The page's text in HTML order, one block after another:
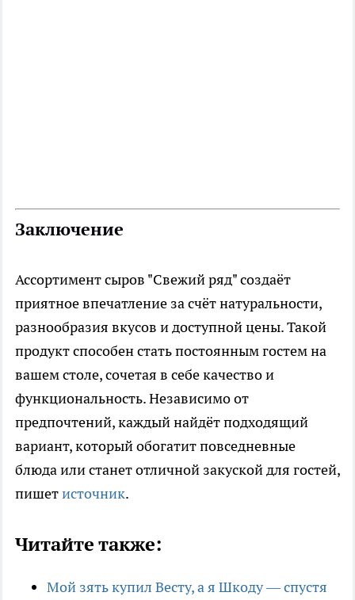
Заключение
Ассортимент сыров "Свежий ряд" создаёт
приятное впечатление за счёт натуральности,
разнообразия вкусов и доступной цены. Такой
продукт способен стать постоянным гостем на
вашем столе, сочетая в себе качество и
функциональность. Независимо от
предпочтений, каждый найдёт подходящий
вариант, который обогатит повседневные
блюда или станет отличной закуской для гостей,
пишетисточник.
Читайте также:
Мой зять купил Весту, а я Шкоду — спустя